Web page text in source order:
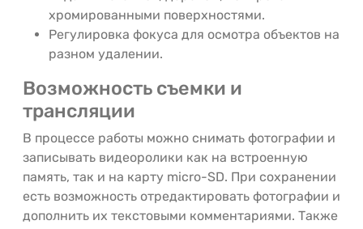
хромированными поверхностями.
Регулировка фокуса для осмотра объектов на
разном удалении.
Возможность съемки и
трансляции
В процессе работы можно снимать фотографии и
записывать видеоролики как на встроенную
память, так и на карту micro-SD. При сохранении
есть возможность отредактировать фотографии и
дополнить их текстовыми комментариями. Также